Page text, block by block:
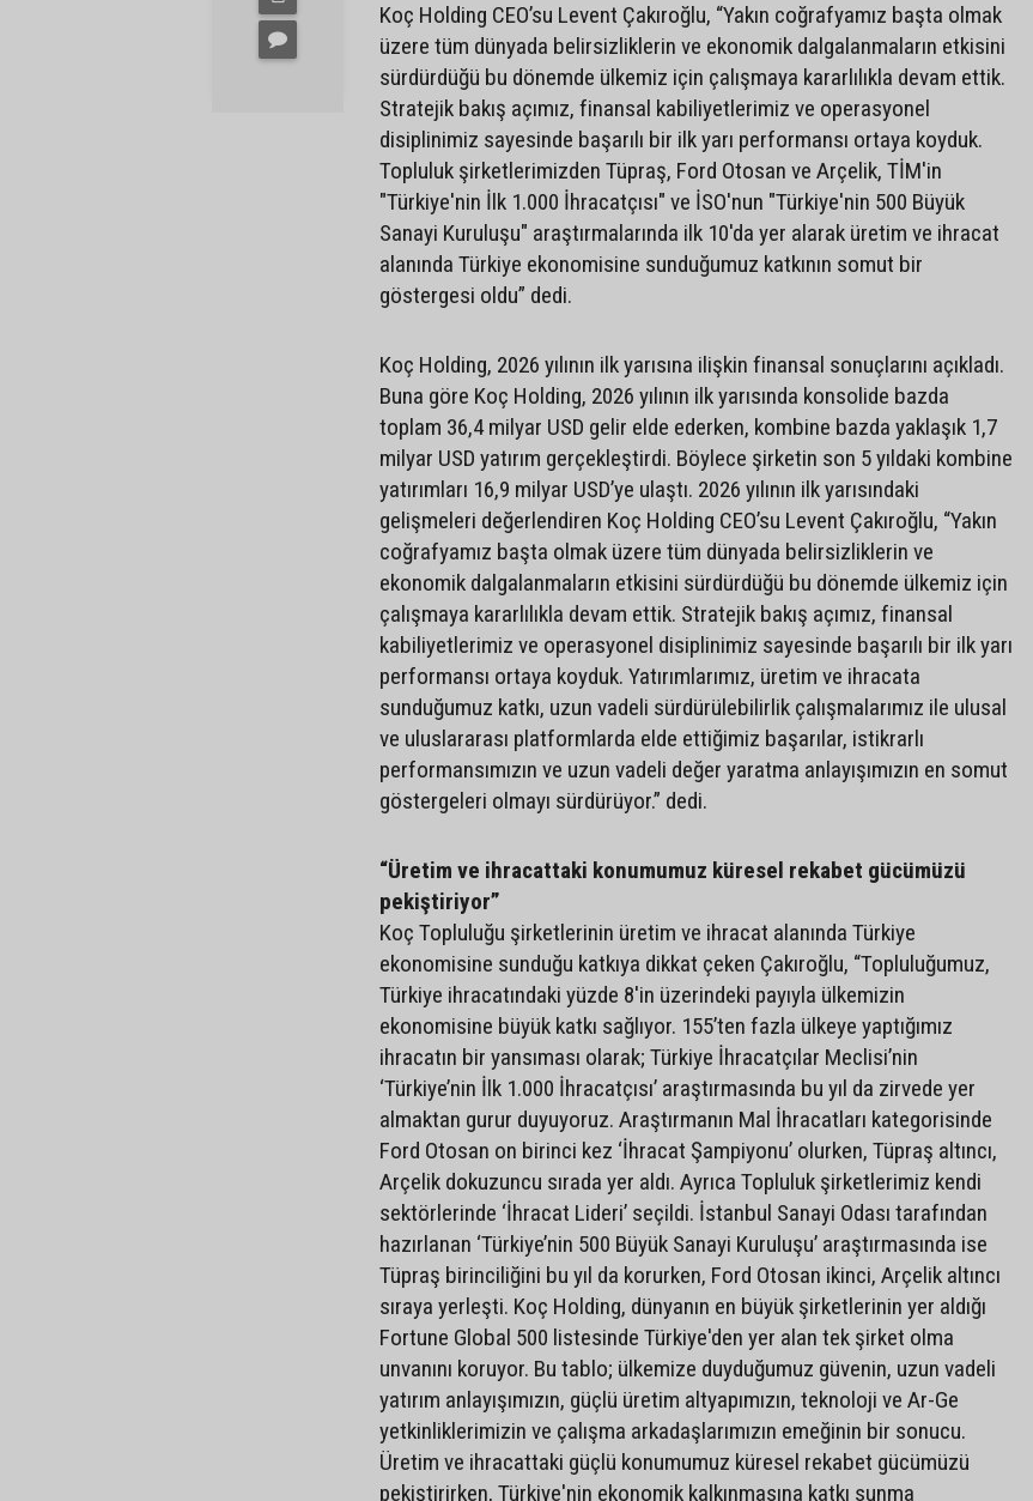
Koç Holding CEO’su Levent Çakıroğlu, “Yakın coğrafyamız başta olmak
üzere tüm dünyada belirsizliklerin ve ekonomik dalgalanmaların etkisini
sürdürdüğü bu dönemde ülkemiz için çalışmaya kararlılıkla devam ettik.
Stratejik bakış açımız, finansal kabiliyetlerimiz ve operasyonel
disiplinimiz sayesinde başarılı bir ilk yarı performansı ortaya koyduk.
Topluluk şirketlerimizden Tüpraş, Ford Otosan ve Arçelik, TİM'in
"Türkiye'nin İlk 1.000 İhracatçısı" ve İSO'nun "Türkiye'nin 500 Büyük
Sanayi Kuruluşu" araştırmalarında ilk 10'da yer alarak üretim ve ihracat
alanında Türkiye ekonomisine sunduğumuz katkının somut bir
göstergesi oldu” dedi.
Koç Holding, 2026 yılının ilk yarısına ilişkin finansal sonuçlarını açıkladı.
Buna göre Koç Holding, 2026 yılının ilk yarısında konsolide bazda
toplam 36,4 milyar USD gelir elde ederken, kombine bazda yaklaşık 1,7
milyar USD yatırım gerçekleştirdi. Böylece şirketin son 5 yıldaki kombine
yatırımları 16,9 milyar USD’ye ulaştı. 2026 yılının ilk yarısındaki
gelişmeleri değerlendiren Koç Holding CEO’su Levent Çakıroğlu, “Yakın
coğrafyamız başta olmak üzere tüm dünyada belirsizliklerin ve
ekonomik dalgalanmaların etkisini sürdürdüğü bu dönemde ülkemiz için
çalışmaya kararlılıkla devam ettik. Stratejik bakış açımız, finansal
kabiliyetlerimiz ve operasyonel disiplinimiz sayesinde başarılı bir ilk yarı
performansı ortaya koyduk. Yatırımlarımız, üretim ve ihracata
sunduğumuz katkı, uzun vadeli sürdürülebilirlik çalışmalarımız ile ulusal
ve uluslararası platformlarda elde ettiğimiz başarılar, istikrarlı
performansımızın ve uzun vadeli değer yaratma anlayışımızın en somut
göstergeleri olmayı sürdürüyor.” dedi.
“Üretim ve ihracattaki konumumuz küresel rekabet gücümüzü
pekiştiriyor”
Koç Topluluğu şirketlerinin üretim ve ihracat alanında Türkiye
ekonomisine sunduğu katkıya dikkat çeken Çakıroğlu, “Topluluğumuz,
Türkiye ihracatındaki yüzde 8'in üzerindeki payıyla ülkemizin
ekonomisine büyük katkı sağlıyor. 155’ten fazla ülkeye yaptığımız
ihracatın bir yansıması olarak; Türkiye İhracatçılar Meclisi’nin
‘Türkiye’nin İlk 1.000 İhracatçısı’ araştırmasında bu yıl da zirvede yer
almaktan gurur duyuyoruz. Araştırmanın Mal İhracatları kategorisinde
Ford Otosan on birinci kez ‘İhracat Şampiyonu’ olurken, Tüpraş altıncı,
Arçelik dokuzuncu sırada yer aldı. Ayrıca Topluluk şirketlerimiz kendi
sektörlerinde ‘İhracat Lideri’ seçildi. İstanbul Sanayi Odası tarafından
hazırlanan ‘Türkiye’nin 500 Büyük Sanayi Kuruluşu’ araştırmasında ise
Tüpraş birinciliğini bu yıl da korurken, Ford Otosan ikinci, Arçelik altıncı
sıraya yerleşti. Koç Holding, dünyanın en büyük şirketlerinin yer aldığı
Fortune Global 500 listesinde Türkiye'den yer alan tek şirket olma
unvanını koruyor. Bu tablo; ülkemize duyduğumuz güvenin, uzun vadeli
yatırım anlayışımızın, güçlü üretim altyapımızın, teknoloji ve Ar-Ge
yetkinliklerimizin ve çalışma arkadaşlarımızın emeğinin bir sonucu.
Üretim ve ihracattaki güçlü konumumuz küresel rekabet gücümüzü
pekiştirirken, Türkiye'nin ekonomik kalkınmasına katkı sunma